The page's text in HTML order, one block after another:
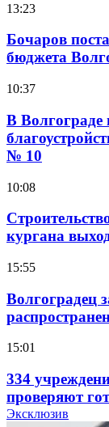
13:23
Бочаров
бюджета
10:37
В Волгограде
№ 10
10:08
кургана
15:55
Волгоградец
15:01
334
проверяют
учебному году
Эксклюзив